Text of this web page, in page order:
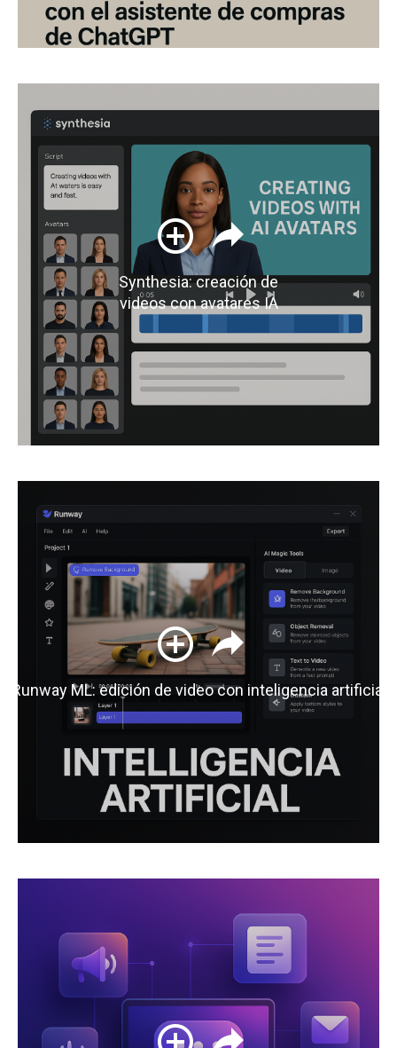
Synthesia: creación de
videos con avatares IA
Runway ML: edición de video con inteligencia artificial